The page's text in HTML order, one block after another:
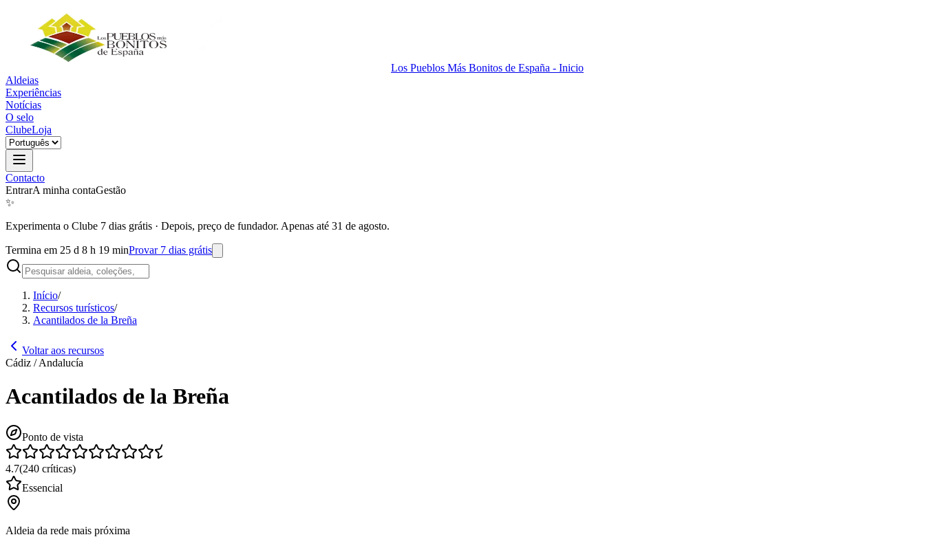
Los Pueblos Más Bonitos de España - Inicio
Aldeias
Experiências
Notícias
O selo
ClubeLoja
Contacto
EntrarA minha contaGestão
✨
Experimenta o Clube 7 dias grátis · Depois, preço de fundador. Apenas até 31 de agosto.
Termina em 25 d 8 h 19 minProvar 7 dias grátis
Início/
Recursos turísticos/
Acantilados de la Breña
Voltar aos recursos
Cádiz / Andalucía
Acantilados de la Breña
Ponto de vista
4.7(240 críticas)
Essencial
Aldeia da rede mais próxima